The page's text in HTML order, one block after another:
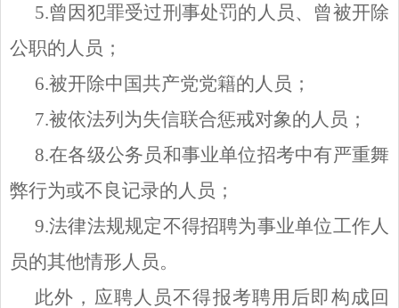
5.曾因犯罪受过刑事处罚的人员、曾被开除
公职的人员；
6.被开除中国共产党党籍的人员；
7.被依法列为失信联合惩戒对象的人员；
8.在各级公务员和事业单位招考中有严重舞
弊行为或不良记录的人员；
9.法律法规规定不得招聘为事业单位工作人
员的其他情形人员。
此外，应聘人员不得报考聘用后即构成回